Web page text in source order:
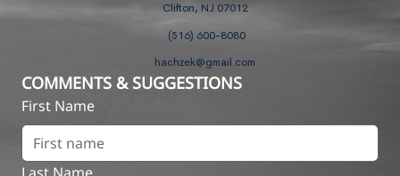
Clifton, NJ 07012
(516) 600-8080
hachzek@gmail.com
COMMENTS & SUGGESTIONS
First Name